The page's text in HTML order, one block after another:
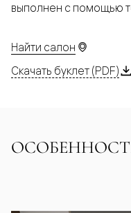
выполнен с помощью
Найти салон
Скачать буклет (PDF)